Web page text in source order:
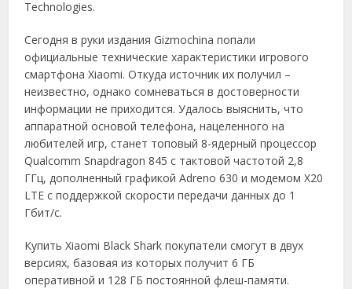
Technologies.
Сегодня в руки издания Gizmochina попали
официальные технические характеристики игрового
смартфона Xiaomi. Откуда источник их получил –
неизвестно, однако сомневаться в достоверности
информации не приходится. Удалось выяснить, что
аппаратной основой телефона, нацеленного на
любителей игр, станет топовый 8-ядерный процессор
Qualcomm Snapdragon 845 с тактовой частотой 2,8
ГГц, дополненный графикой Adreno 630 и модемом X20
LTE с поддержкой скорости передачи данных до 1
Гбит/с.
Купить Xiaomi Black Shark покупатели смогут в двух
версиях, базовая из которых получит 6 ГБ
оперативной и 128 ГБ постоянной флеш-памяти.